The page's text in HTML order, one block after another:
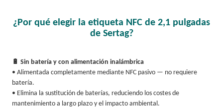
¿Por qué elegir la etiqueta NFC de 2,1 pulgadas
de Sertag?
🔋 Sin batería y con alimentación inalámbrica
• Alimentada completamente mediante NFC pasivo — no requiere
batería.
• Elimina la sustitución de baterías, reduciendo los costes de
mantenimiento a largo plazo y el impacto ambiental.